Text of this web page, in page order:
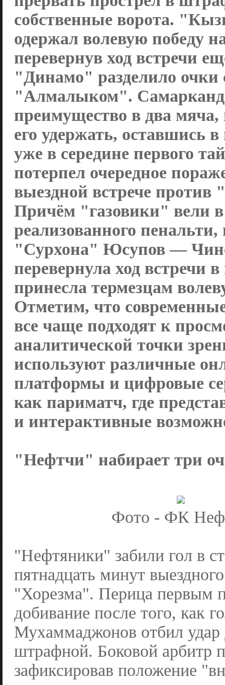
собственные ворота.
одержал волевую победу
перевернув ход встречи
"Динамо" разделило очки
"Алмалыком".
преимущество в два мяча,
его удержать, оставшись
уже в середине первого
потерпел очередное
выездной встрече против
Причём "газовики" вели в
реализованного пенальти,
"Сурхона" Юсупов —
перевернула ход встречи
принесла термезцам
Отметим, что
все чаще подходят к
аналитической точки
используют различные
платформы и цифровые
как париматч, где
и интерактивные
"Нефтчи" набирает три
Фото - ФК
"Нефтяники" забили гол в
пятнадцать минут
"Хорезма". Перица первым
добивание после того, как
Мухаммаджонов отбил удар
штрафной. Боковой арбитр
зафиксировав положение